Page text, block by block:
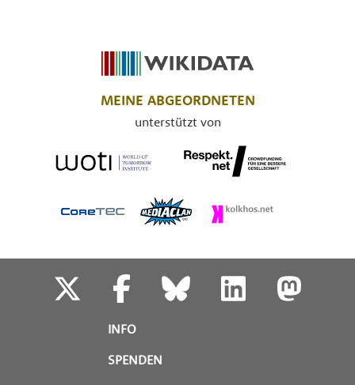
MEINE ABGEORDNETEN
unterstützt von
INFO
SPENDEN